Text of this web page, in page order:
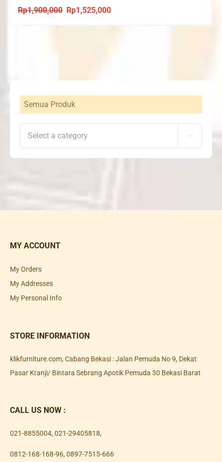
Rp1,900,000
Original
Rp1,525,000Current
Semua Produk

MY ACCOUNT
My Orders
My Addresses
My Personal Info
STORE INFORMATION
klikfurniture.com, Cabang Bekasi : Jalan Pemuda No 9, Dekat
Pasar Kranji/ Bintara Sebrang Apotik Pemuda 30 Bekasi Barat
CALL US NOW :
021-8855004, 021-29405818,
0812-168-168-96, 0897-7515-666